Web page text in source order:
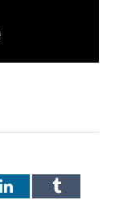
LinkedInTumblr